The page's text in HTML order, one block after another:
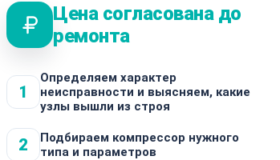
Цена согласована до
ремонта
1
Определяем характер
неисправности и выясняем, какие
узлы вышли из строя
2
Подбираем компрессор нужного
типа и параметров